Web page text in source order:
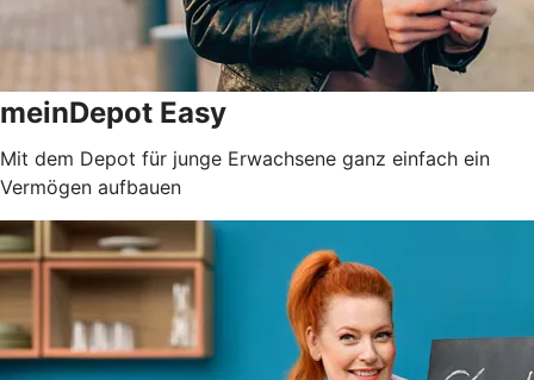
meinDepot Easy
Mit dem Depot für junge Erwachsene ganz einfach ein
Vermögen aufbauen